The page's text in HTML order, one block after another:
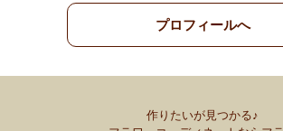
プロフィールへ
作りたいが見つかる♪